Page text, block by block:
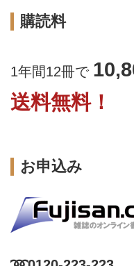
購読料
1年間12冊で
送料無料！
お申込み